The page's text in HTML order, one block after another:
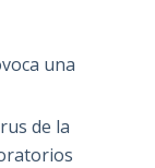
una
de la